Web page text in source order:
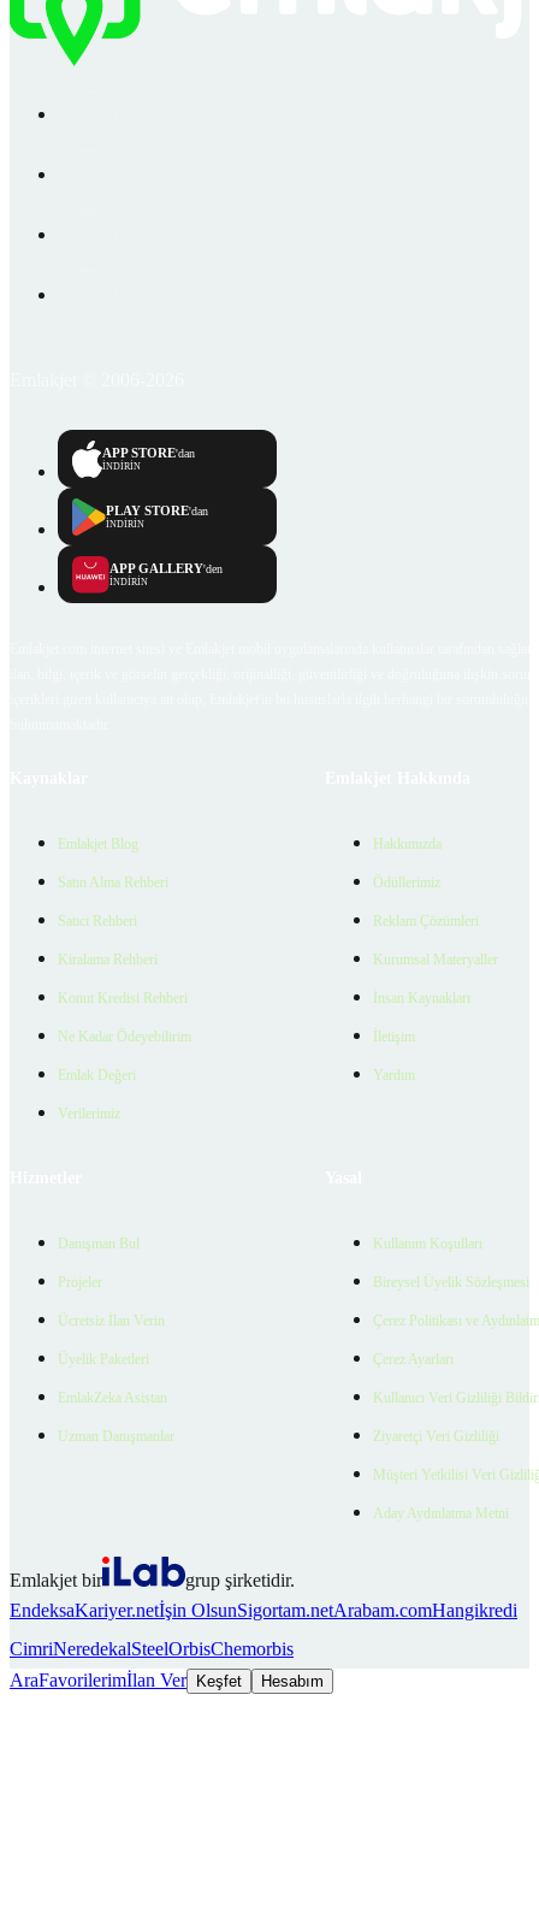
APP STORE'dan
İNDİRİN
PLAY STORE'dan
İNDİRİN
APP GALLERY'den
İNDİRİN
Emlakjet Blog
Satın Alma Rehberi
Satıcı Rehberi
Kiralama Rehberi
Konut Kredisi Rehberi
Ne Kadar Ödeyebilirim
Emlak Değeri
Verilerimiz
Hakkımızda
Ödüllerimiz
Reklam Çözümleri
Kurumsal Materyaller
İnsan Kaynakları
İletişim
Yardım
Danışman Bul
Projeler
Ücretsiz İlan Verin
Üyelik Paketleri
EmlakZeka Asistan
Uzman Danışmanlar
Kullanım Koşulları
Bireysel Üyelik Sözleşmesi
Çerez Politikası ve
Çerez Ayarları
Kullanıcı Veri Gizliliği
Ziyaretçi Veri Gizliliği
Müşteri Yetkilisi Veri
Aday Aydınlatma Metni
Emlakjet bir
grup şirketidir.
EndeksaKariyer.netİşin OlsunSigortam.netArabam.comHangikredi
CimriNeredekalSteelOrbisChemorbis
AraFavorilerimİlan Ver Keşfet Hesabım